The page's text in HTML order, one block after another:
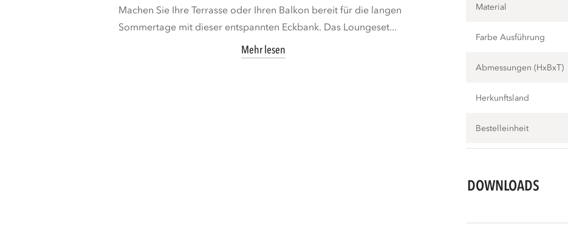
Machen Sie Ihre Terrasse oder Ihren Balkon bereit für die langen
Sommertage mit dieser entspannten Eckbank. Das Loungeset...
Mehr lesen
Material
Farbe Ausführung
Abmessungen (HxBxT)
Herkunftsland
Bestelleinheit
DOWNLOADS